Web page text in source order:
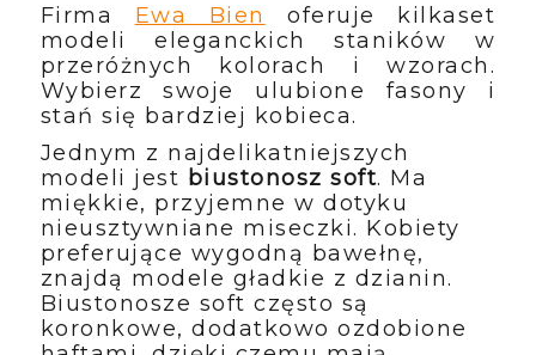
Firma Ewa Bien
oferuje kilkaset
modeli eleganckich staników w
przeróżnych kolorach i wzorach.
Wybierz swoje ulubione fasony i
stań się bardziej kobieca.
Jednym z najdelikatniejszych
modeli jest biustonosz soft. Ma
miękkie, przyjemne w dotyku
nieusztywniane miseczki. Kobiety
preferujące wygodną bawełnę,
znajdą modele gładkie z dzianin.
Biustonosze soft często są
koronkowe, dodatkowo ozdobione